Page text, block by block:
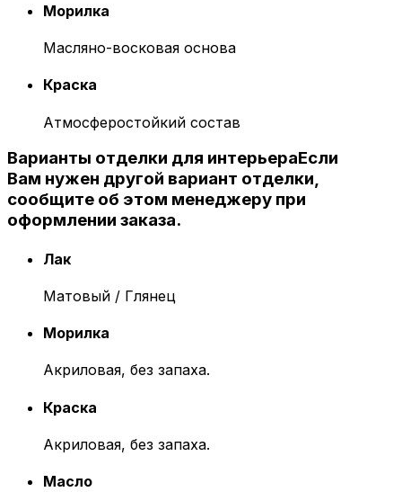
Морилка
Масляно-восковая основа
Краска
Атмосферостойкий состав
Варианты отделки для интерьераЕсли
Вам нужен другой вариант отделки,
сообщите об этом менеджеру при
оформлении заказа.
Лак
Матовый / Глянец
Морилка
Акриловая, без запаха.
Краска
Акриловая, без запаха.
Масло